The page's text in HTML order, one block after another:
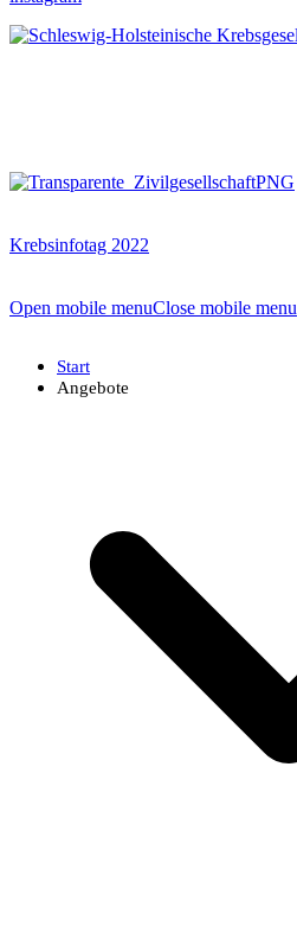
Krebsinfotag 2022
Open mobile menuClose mobile menu
Start
Angebote